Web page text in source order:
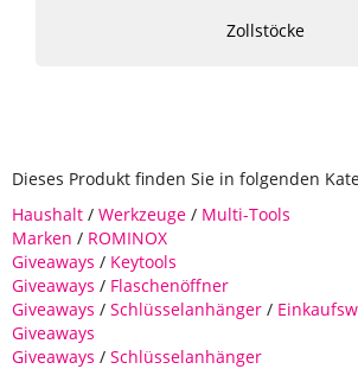
Zollstöcke
Dieses Produkt finden Sie in folgenden
Haushalt / Werkzeuge / Multi-Tools
Marken / ROMINOX
Giveaways / Keytools
Giveaways / Flaschenöffner
Giveaways / Schlüsselanhänger /
Giveaways
Giveaways / Schlüsselanhänger